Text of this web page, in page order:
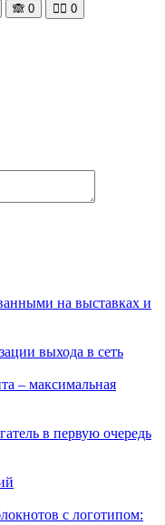
🙈 0 🧘‍♀️ 0
на выставках и
выхода в сеть
– максимальная
в первую очередь
с логотипом: